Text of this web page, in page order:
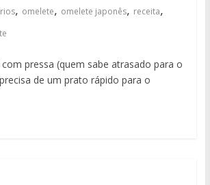
, omelete, omelete japonês, receita,
pressa (quem sabe atrasado para o
de um prato rápido para o